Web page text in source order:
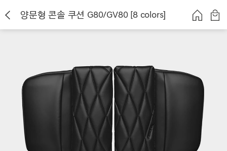
양문형 콘솔 쿠션 G80/GV80 [8 colors]